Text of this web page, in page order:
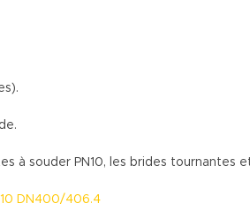
à souder PN10, les brides
DN400/406.4